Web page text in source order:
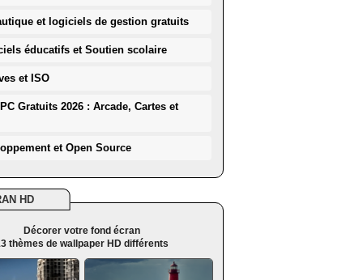
et logiciels de gestion gratuits
éducatifs et Soutien scolaire
et ISO
Gratuits 2026 : Arcade, Cartes et
et Open Source
HD
Décorer votre fond écran
thèmes de wallpaper HD différents